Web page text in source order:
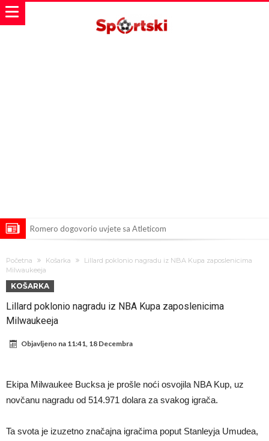
Romero dogovorio uvjete sa Atleticom
pravila
Veliko “Here we go” malo prije ponoći – Liverpool se pojačao iz
Barcelone!
Liverpool i Arsenal u borbi za igrača koji vrijedi 69 miliona eura!
Dilema više ne postoji – Datum dolaska Rodrija u Barcelonu
Ulazim na stadion da raznesem Mesija sa četiri bombe
Početna Košarka
Lillard poklonio nagradu iz NBA Kupa zaposlenicima
Milwaukeeja
KOŠARKA
Lillard poklonio nagradu iz NBA Kupa zaposlenicima
Milwaukeeja
Objavljeno na 11:41, 18 Decembra
Ekipa Milwaukee Bucksa je prošle noći osvojila NBA Kup, uz
novčanu nagradu od 514.971 dolara za svakog igrača.
Ta svota je izuzetno značajna igračima poput Stanleyja Umudea,